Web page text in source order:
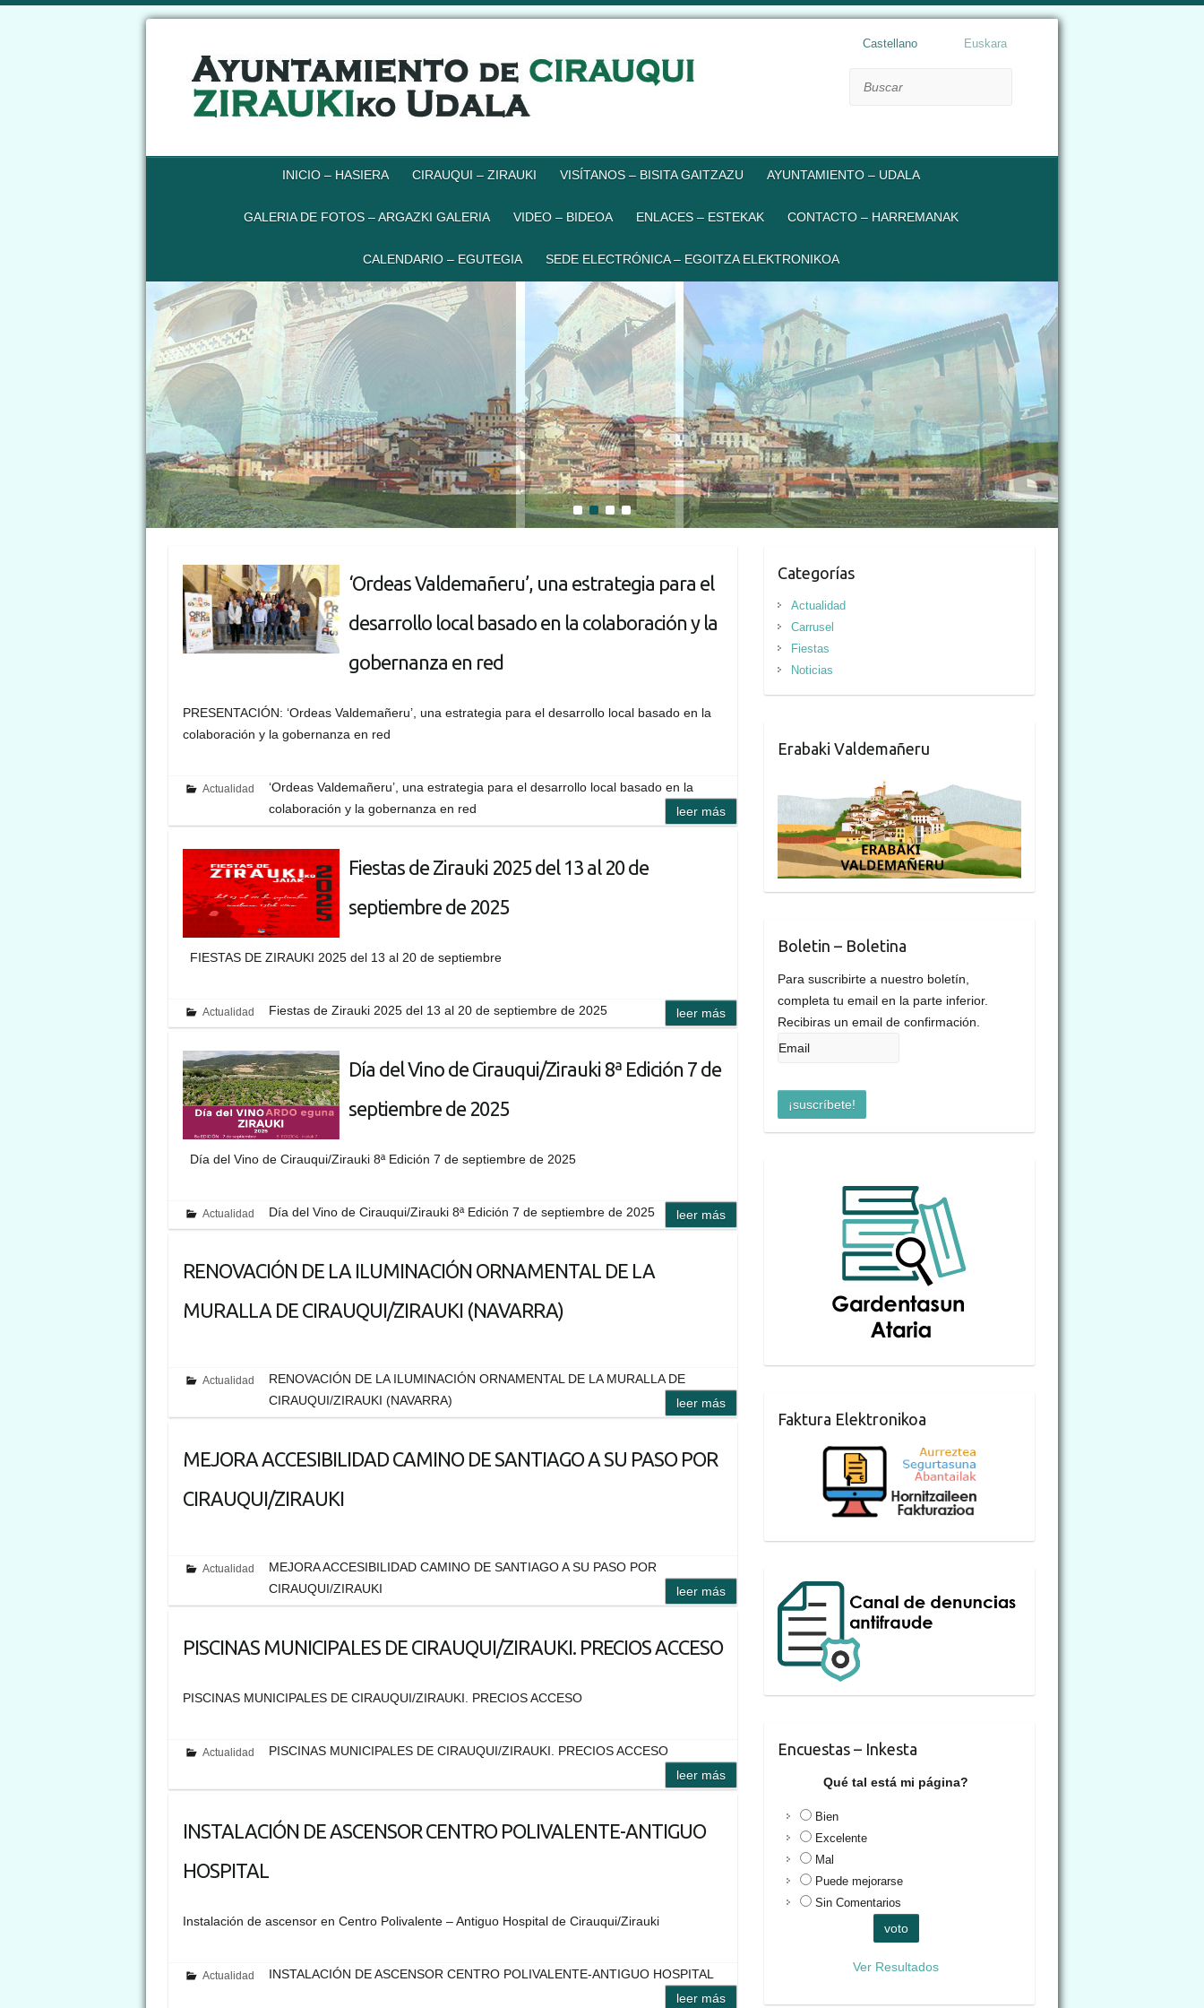
Castellano Euskara
INICIO – HASIERA CIRAUQUI – ZIRAUKI VISÍTANOS – BISITA GAITZAZU AYUNTAMIENTO – UDALA
GALERIA DE FOTOS – ARGAZKI GALERIA VIDEO – BIDEOA ENLACES – ESTEKAK CONTACTO – HARREMANAK
CALENDARIO – EGUTEGIA SEDE ELECTRÓNICA – EGOITZA ELEKTRONIKOA
1 2 3 4
‘Ordeas Valdemañeru’, una estrategia para el
desarrollo local basado en la colaboración y la
gobernanza en red
PRESENTACIÓN: ‘Ordeas Valdemañeru’, una estrategia para el desarrollo local basado en la
colaboración y la gobernanza en red
Actualidad
‘Ordeas Valdemañeru’, una estrategia para el desarrollo local basado en la
colaboración y la gobernanza en red
leer más
Fiestas de Zirauki 2025 del 13 al 20 de
septiembre de 2025
FIESTAS DE ZIRAUKI 2025 del 13 al 20 de septiembre
Actualidad Fiestas de Zirauki 2025 del 13 al 20 de septiembre de 2025 leer más
Día del Vino de Cirauqui/Zirauki 8ª Edición 7 de
septiembre de 2025
Día del Vino de Cirauqui/Zirauki 8ª Edición 7 de septiembre de 2025
Actualidad Día del Vino de Cirauqui/Zirauki 8ª Edición 7 de septiembre de 2025 leer más
RENOVACIÓN DE LA ILUMINACIÓN ORNAMENTAL DE LA
MURALLA DE CIRAUQUI/ZIRAUKI (NAVARRA)
Actualidad
RENOVACIÓN DE LA ILUMINACIÓN ORNAMENTAL DE LA MURALLA DE
CIRAUQUI/ZIRAUKI (NAVARRA)
leer más
MEJORA ACCESIBILIDAD CAMINO DE SANTIAGO A SU PASO POR
CIRAUQUI/ZIRAUKI
Actualidad
MEJORA ACCESIBILIDAD CAMINO DE SANTIAGO A SU PASO POR
CIRAUQUI/ZIRAUKI
leer más
PISCINAS MUNICIPALES DE CIRAUQUI/ZIRAUKI. PRECIOS ACCESO
PISCINAS MUNICIPALES DE CIRAUQUI/ZIRAUKI. PRECIOS ACCESO
Actualidad
PISCINAS MUNICIPALES DE CIRAUQUI/ZIRAUKI. PRECIOS ACCESO
leer más
INSTALACIÓN DE ASCENSOR CENTRO POLIVALENTE-ANTIGUO
HOSPITAL
Instalación de ascensor en Centro Polivalente – Antiguo Hospital de Cirauqui/Zirauki
Actualidad
INSTALACIÓN DE ASCENSOR CENTRO POLIVALENTE-ANTIGUO HOSPITAL
leer más
Categorías
Actualidad
Carrusel
Fiestas
Noticias
Erabaki Valdemañeru
Boletin – Boletina
Para suscribirte a nuestro boletín,
completa tu email en la parte inferior.
Recibiras un email de confirmación.
Faktura Elektronikoa
Encuestas – Inkesta
Qué tal está mi página?
Bien
Excelente
Mal
Puede mejorarse
Sin Comentarios
Ver Resultados